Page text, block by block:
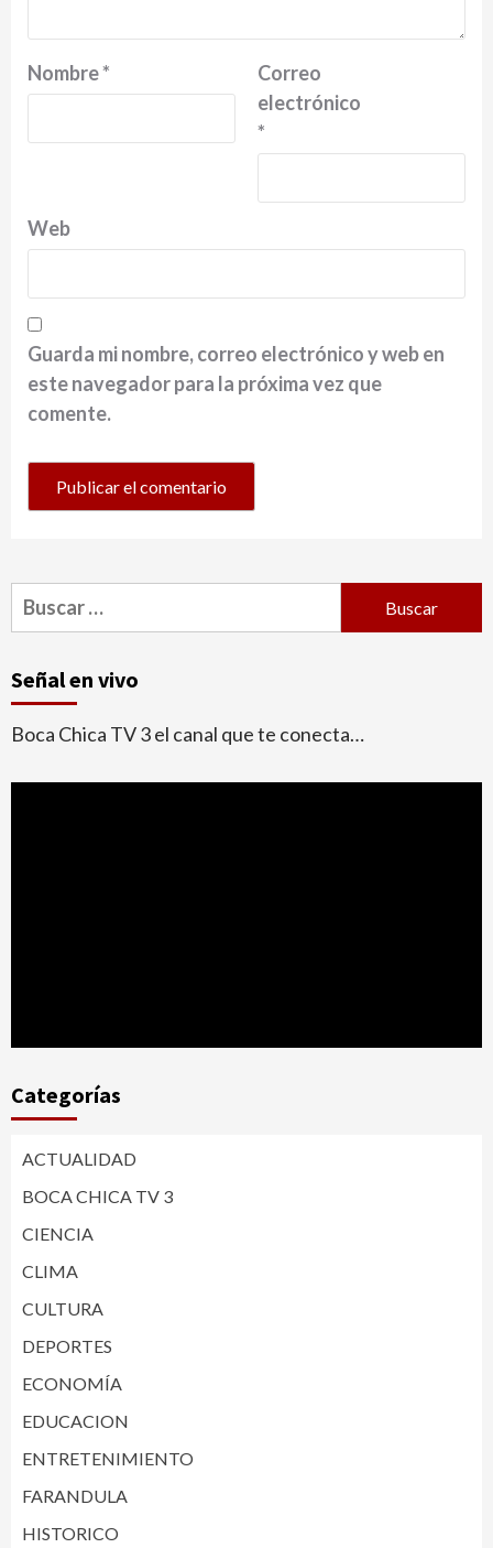
Nombre*
Correo
electrónico
*
Web
Guarda mi nombre, correo electrónico y web en
este navegador para la próxima vez que
comente.
Buscar:
Señal en vivo
Boca Chica TV 3 el canal que te conecta…
Categorías
ACTUALIDAD
BOCA CHICA TV 3
CIENCIA
CLIMA
CULTURA
DEPORTES
ECONOMÍA
EDUCACION
ENTRETENIMIENTO
FARANDULA
HISTORICO